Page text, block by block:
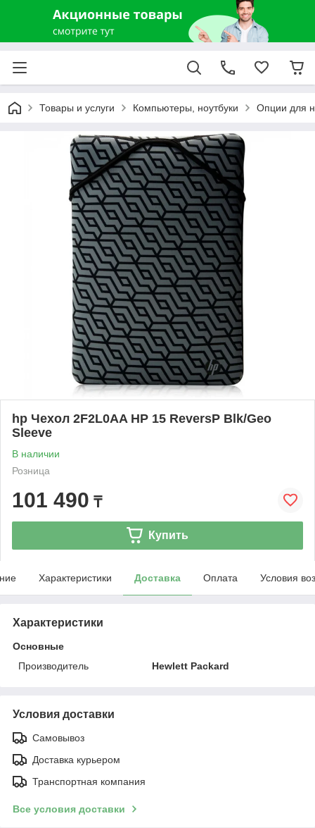
Товары и услуги Компьютеры, ноутбуки Опции для
hp Чехол 2F2L0AA HP 15 ReversP Blk/Geo
Sleeve
В наличии
Розница
101 490 ₸
Купить
Характеристики Доставка Оплата Условия
Характеристики
Основные
Производитель
Hewlett Packard
Условия доставки
Самовывоз
Доставка курьером
Транспортная компания
Все условия доставки